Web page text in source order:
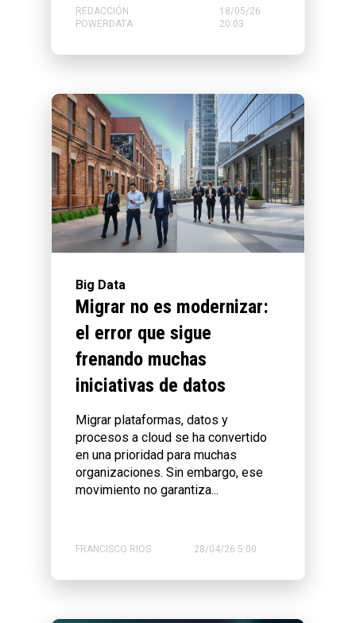
REDACCIÓN
POWERDATA
18/05/26
20:03
Big Data
Migrar no es modernizar:
el error que sigue
frenando muchas
iniciativas de datos
Migrar plataformas, datos y
procesos a cloud se ha convertido
en una prioridad para muchas
organizaciones. Sin embargo, ese
movimiento no garantiza...
FRANCISCO RIOS 28/04/26 5:00